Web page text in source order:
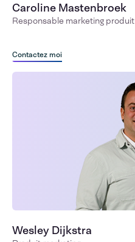
Caroline Mastenbroek
Responsable marketing produit
Contactez moi
Wesley Dijkstra